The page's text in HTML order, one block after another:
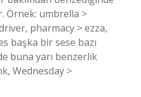
Örnek: umbrella >
pharmacy > ezza,
başka bir sese bazı
buna yarı benzerlik
Wednesday >